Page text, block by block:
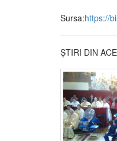
Sursa:https://
ȘTIRI DIN